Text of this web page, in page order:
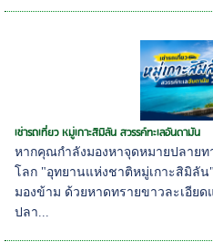
เช่ารถเที่ยว หมู่เกาะสิมิลัน สวรรค์ทะเลอันดามัน
หากคุณกำลังมองหาจุดหมายปลายท
โลก "อุทยานแห่งชาติหมู่เกาะสิมิลัน
มองข้าม ด้วยหาดทรายขาวละเอีย
ปลา...